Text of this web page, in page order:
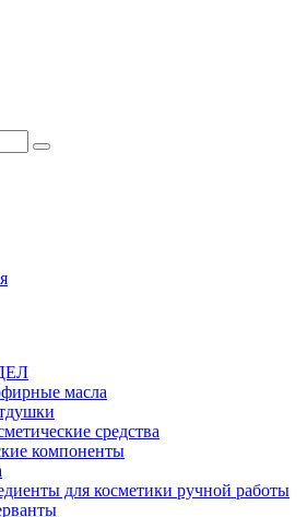
масла
средства
компоненты
для косметики ручной работы